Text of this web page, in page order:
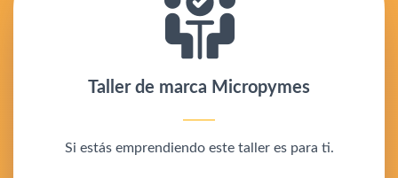
Taller de marca Micropymes
Si estás emprendiendo este taller es para ti.